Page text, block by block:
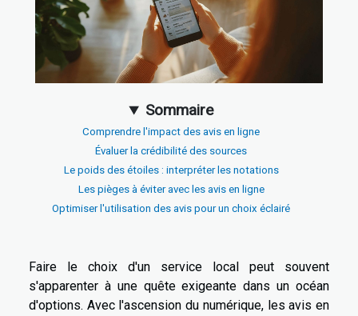
Sommaire
Comprendre l'impact des avis en ligne
Évaluer la crédibilité des sources
Le poids des étoiles : interpréter les notations
Les pièges à éviter avec les avis en ligne
Optimiser l'utilisation des avis pour un choix éclairé
Faire le choix d'un service local peut souvent
s'apparenter à une quête exigeante dans un océan
d'options. Avec l'ascension du numérique, les avis en